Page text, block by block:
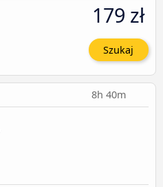
179 zł
Szukaj
8h 40m